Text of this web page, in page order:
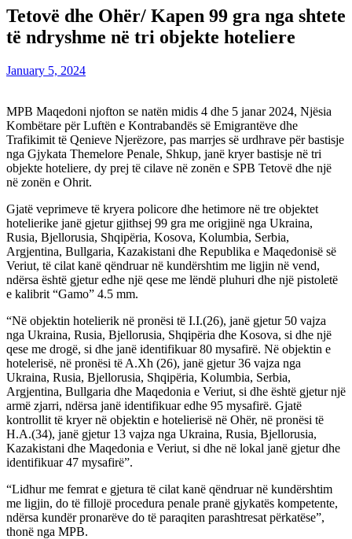
Tetovë dhe Ohër/ Kapen 99 gra nga shtete
të ndryshme në tri objekte hoteliere
January 5, 2024
MPB Maqedoni njofton se natën midis 4 dhe 5 janar 2024, Njësia
Kombëtare për Luftën e Kontrabandës së Emigrantëve dhe
Trafikimit të Qenieve Njerëzore, pas marrjes së urdhrave për bastisje
nga Gjykata Themelore Penale, Shkup, janë kryer bastisje në tri
objekte hoteliere, dy prej të cilave në zonën e SPB Tetovë dhe një
në zonën e Ohrit.
Gjatë veprimeve të kryera policore dhe hetimore në tre objektet
hotelierike janë gjetur gjithsej 99 gra me origjinë nga Ukraina,
Rusia, Bjellorusia, Shqipëria, Kosova, Kolumbia, Serbia,
Argjentina, Bullgaria, Kazakistani dhe Republika e Maqedonisë së
Veriut, të cilat kanë qëndruar në kundërshtim me ligjin në vend,
ndërsa është gjetur edhe një qese me lëndë pluhuri dhe një pistoletë
e kalibrit “Gamo” 4.5 mm.
“Në objektin hotelierik në pronësi të I.I.(26), janë gjetur 50 vajza
nga Ukraina, Rusia, Bjellorusia, Shqipëria dhe Kosova, si dhe një
qese me drogë, si dhe janë identifikuar 80 mysafirë. Në objektin e
hotelerisë, në pronësi të A.Xh (26), janë gjetur 36 vajza nga
Ukraina, Rusia, Bjellorusia, Shqipëria, Kolumbia, Serbia,
Argjentina, Bullgaria dhe Maqedonia e Veriut, si dhe është gjetur një
armë zjarri, ndërsa janë identifikuar edhe 95 mysafirë. Gjatë
kontrollit të kryer në objektin e hotelierisë në Ohër, në pronësi të
H.A.(34), janë gjetur 13 vajza nga Ukraina, Rusia, Bjellorusia,
Kazakistani dhe Maqedonia e Veriut, si dhe në lokal janë gjetur dhe
identifikuar 47 mysafirë”.
“Lidhur me femrat e gjetura të cilat kanë qëndruar në kundërshtim
me ligjin, do të fillojë procedura penale pranë gjykatës kompetente,
ndërsa kundër pronarëve do të paraqiten parashtresat përkatëse”,
thonë nga MPB.